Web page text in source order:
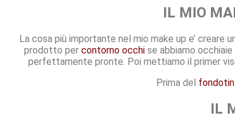
IL MIO
La cosa più importante nel mio make up e’ creare
prodotto per contorno occhi se abbiamo
perfettamente pronte. Poi mettiamo il primer
Prima del
IL